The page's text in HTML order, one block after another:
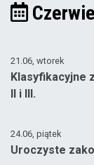
21.06, wtorek
Klasyfikacyjne
II i III.
24.06, piątek
Uroczyste